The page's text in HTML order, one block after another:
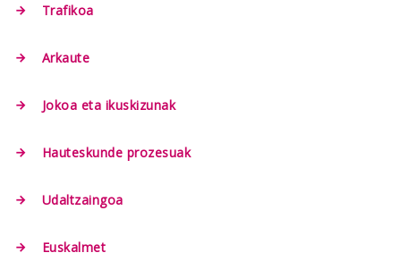
Trafikoa
Arkaute
Jokoa eta ikuskizunak
Hauteskunde prozesuak
Udaltzaingoa
Euskalmet